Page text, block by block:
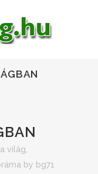
világ
by bg71